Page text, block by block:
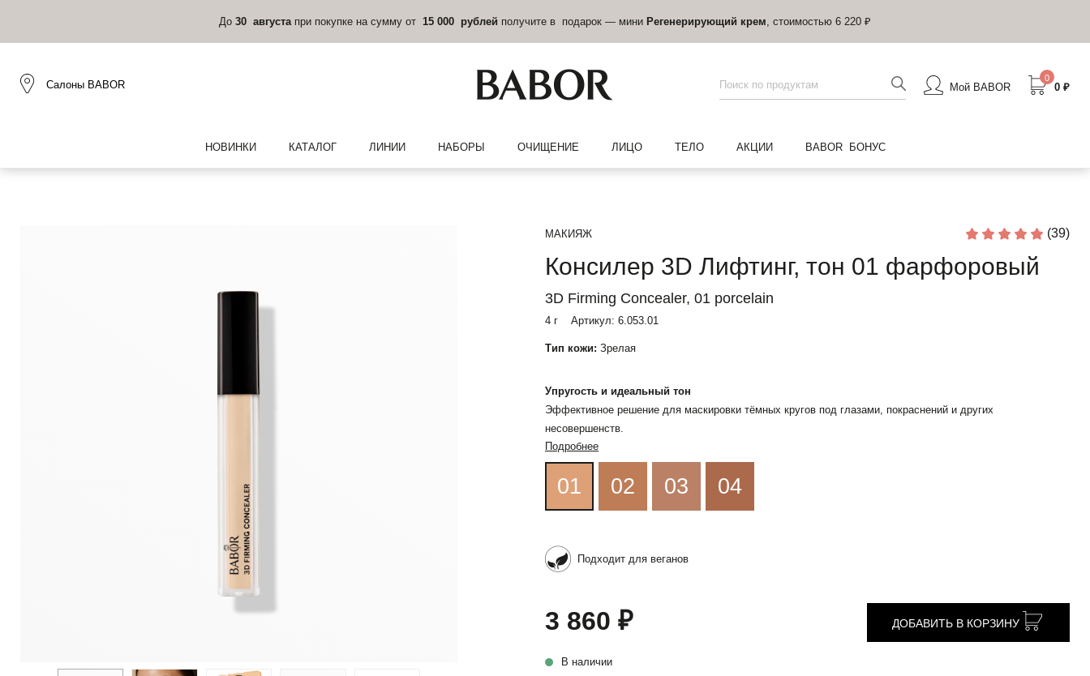
До 30 августа при покупке на сумму от 15 000 рублей получите в подарок — мини Регенерирующий крем , стоимостью 6 220 ₽
Салоны BABOR Мой BABOR
0
0 ₽
НОВИНКИ КАТАЛОГ ЛИНИИ НАБОРЫ ОЧИЩЕНИЕ ЛИЦО ТЕЛО АКЦИИ BABOR БОНУС
МАКИЯЖ (39)
Консилер 3D Лифтинг, тон 01 фарфоровый
3D Firming Concealer, 01 porcelain
4 г Артикул: 6.053.01
Тип кожи: Зрелая
Упругость и идеальный тон
Эффективное решение для маскировки тёмных кругов под глазами, покраснений и других
несовершенств.
Подробнее
01 02 03 04
Подходит для веганов
3 860 ₽
В наличии
ДОБАВИТЬ В КОРЗИНУ